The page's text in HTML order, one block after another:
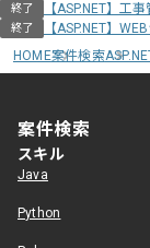
終了 【ASP.NET】工
終了
【ASP.NET】
HOME案件検索
案件検索
スキル
Java
Python